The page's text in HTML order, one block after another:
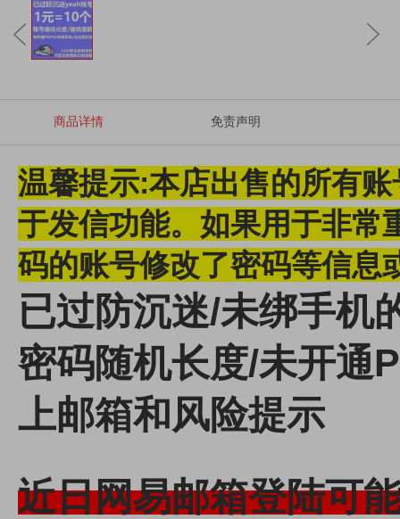
商品详情 免责声明
温馨提示:本店出售的所有
于发信功能。 如果用于非常
码的账号修改了密码等信息
已过防沉迷/未绑手机
密码随机长度/未开通
上邮箱和风险提示
近日网易邮箱登陆可